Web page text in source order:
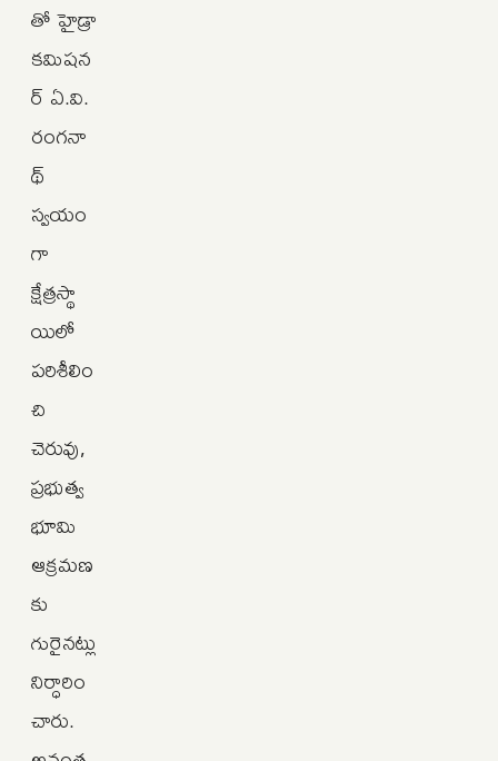
తో హైడ్రా
కమిషన
ర్‌ ఏ.వి.
రంగనా
థ్‌
స్వయం
గా
క్షేత్రస్థా
యిలో
పరిశీలిం
చి
చెరువు,
ప్రభుత్వ
భూమి
ఆక్రమణ
కు
గురైనట్లు
నిర్ధారిం
చారు.